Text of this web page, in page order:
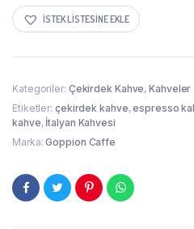
İSTEK LISTESINE EKLE
Kategoriler: Çekirdek Kahve,Kahveler
Etiketler: çekirdek kahve,espresso
kahve, İtalyan Kahvesi
Marka:Goppion Caffe